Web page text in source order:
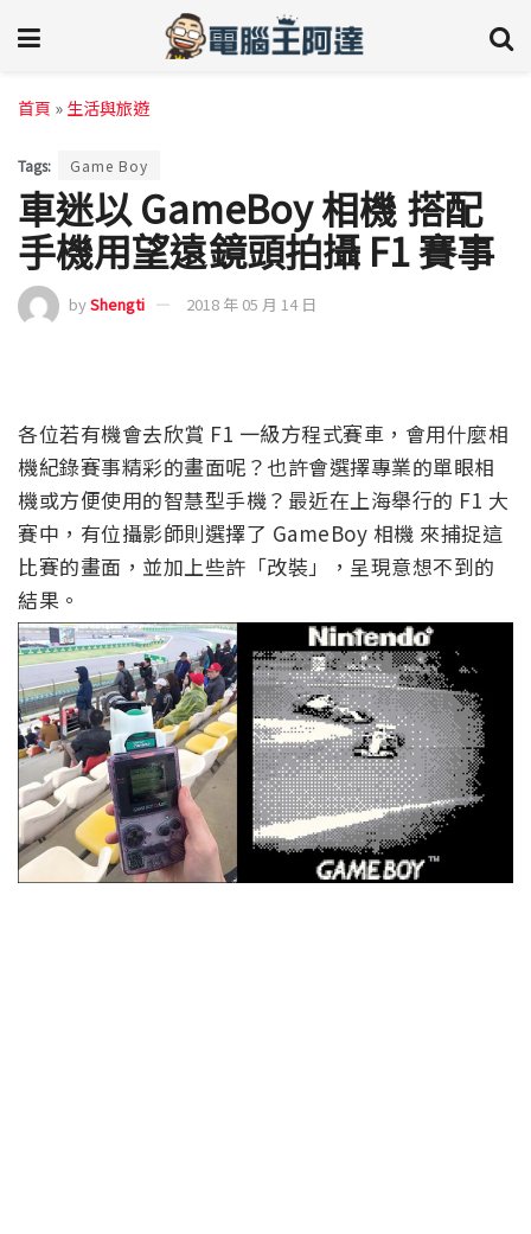
首頁 » 生活與旅遊
Tags: Game Boy
車迷以 GameBoy 相機 搭配
手機用望遠鏡頭拍攝 F1 賽事
byShengti 2018 年 05 月 14 日
各位若有機會去欣賞 F1 一級方程式賽車，會用什麼相
機紀錄賽事精彩的畫面呢？也許會選擇專業的單眼相
機或方便使用的智慧型手機？最近在上海舉行的 F1 大
賽中，有位攝影師則選擇了 GameBoy 相機 來捕捉這
比賽的畫面，並加上些許「改裝」，呈現意想不到的
結果。